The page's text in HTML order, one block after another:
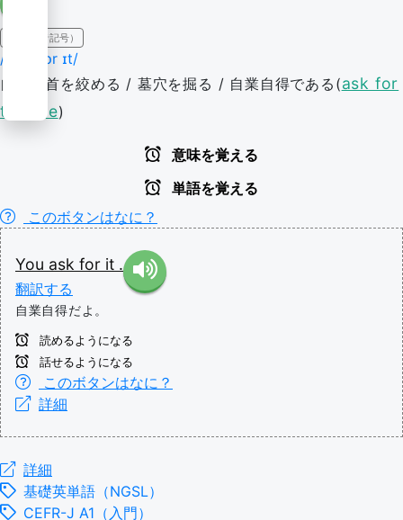
IPA（発音記号）
/æsk fɔr ɪt/
自分の首を絞める / 墓穴を掘る / 自業自得である(ask for
trouble)
意味を覚える
単語を覚える
このボタンはなに？
You ask for it .
翻訳する
自業自得だよ。
読めるようになる
話せるようになる
このボタンはなに？
詳細
詳細
基礎英単語（NGSL）
CEFR-J A1（入門）